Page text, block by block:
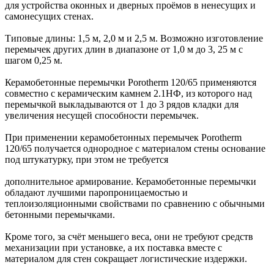
для устройства оконных и дверных проёмов в ненесущих и
самонесущих стенах.
Типовые длины: 1,5 м, 2,0 м и 2,5 м. Возможно изготовление
перемычек других длин в диапазоне от 1,0 м до 3, 25 м с
шагом 0,25 м.
Керамобетонные перемычки Porotherm 120/65 применяются
совместно с керамическим камнем 2.1НФ, из которого над
перемычкой выкладываются от 1 до 3 рядов кладки для
увеличения несущей способности перемычек.
При применении керамобетонных перемычек Porotherm
120/65 получается однородное с материалом стены основание
под штукатурку, при этом не требуется
дополнительное армирование. Керамобетонные перемычки
обладают лучшими паропроницаемостью и
теплоизоляционными свойствами по сравнению с обычными
бетонными перемычками.
Кроме того, за счёт меньшего веса, они не требуют средств
механизации при установке, а их поставка вместе с
материалом для стен сокращает логистические издержки.